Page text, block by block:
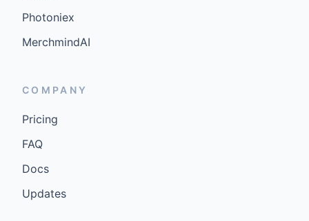
Photoniex
MerchmindAI
COMPANY
Pricing
FAQ
Docs
Updates